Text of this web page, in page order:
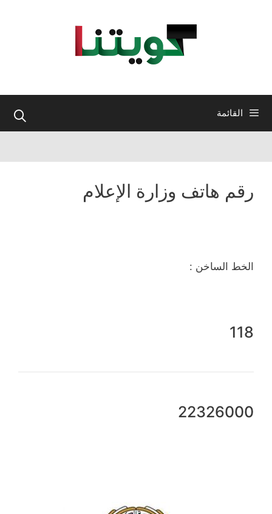
القائمة
رقم هاتف وزارة الإعلام
الخط الساخن :
118
22326000